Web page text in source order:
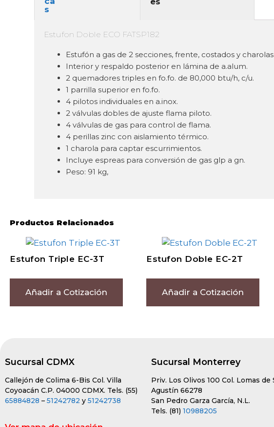
Estufon Doble ECO FATSP182
Estufón a gas de 2 secciones, frente, costados y
Interior y respaldo posterior en lámina de a.alum.
2 quemadores triples en fo.fo. de 80,000 btu/h, c/u.
1 parrilla superior en fo.fo.
4 pilotos individuales en a.inox.
2 válvulas dobles de ajuste flama piloto.
4 válvulas de gas para control de flama.
4 perillas zinc con aislamiento térmico.
1 charola para captar escurrimientos.
Incluye espreas para conversión de gas glp a gn.
Peso: 91 kg,
Productos Relacionados
Estufon Triple EC-3T
Añadir a Cotización
Estufon Doble EC-2T
Añadir a Cotización
Sucursal CDMX
Callejón de Colima 6-Bis Col. Villa
Coyoacán C.P. 04000 CDMX. Tels. (55)
65884828 – 51242782 y 51242738
Sucursal Monterrey
Priv. Los Olivos 100 Col. Lomas de
Agustín 66278
San Pedro Garza García, N.L.
Tels. (81) 10988205